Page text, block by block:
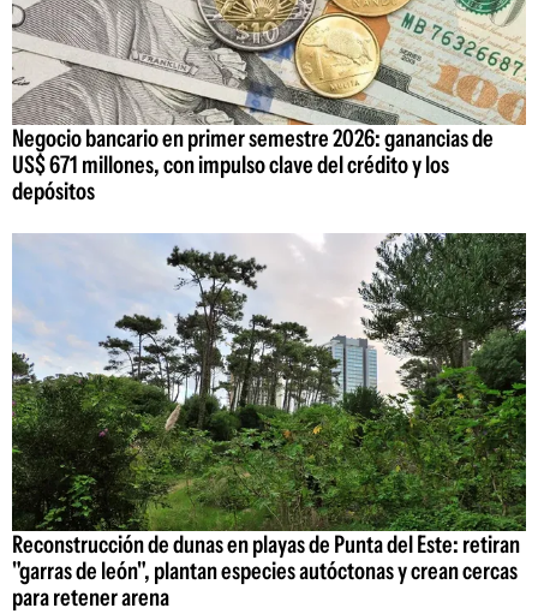
Negocio bancario en primer semestre 2026: ganancias de
US$ 671 millones, con impulso clave del crédito y los
depósitos
Reconstrucción de dunas en playas de Punta del Este: retiran
"garras de león", plantan especies autóctonas y crean cercas
para retener arena